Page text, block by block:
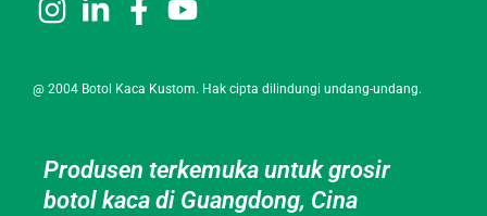
@ 2004 Botol Kaca Kustom. Hak cipta dilindungi undang-undang.
Produsen terkemuka untuk grosir
botol kaca di Guangdong, Cina